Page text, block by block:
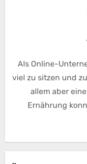
Als Online-
viel zu sitzen und
allem aber
Ernährung